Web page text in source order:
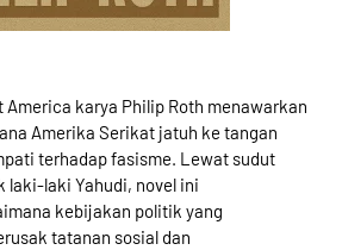
America karya Philip Roth menawarkan
Amerika Serikat jatuh ke tangan
terhadap fasisme. Lewat sudut
laki-laki Yahudi, novel ini
kebijakan politik yang
tatanan sosial dan